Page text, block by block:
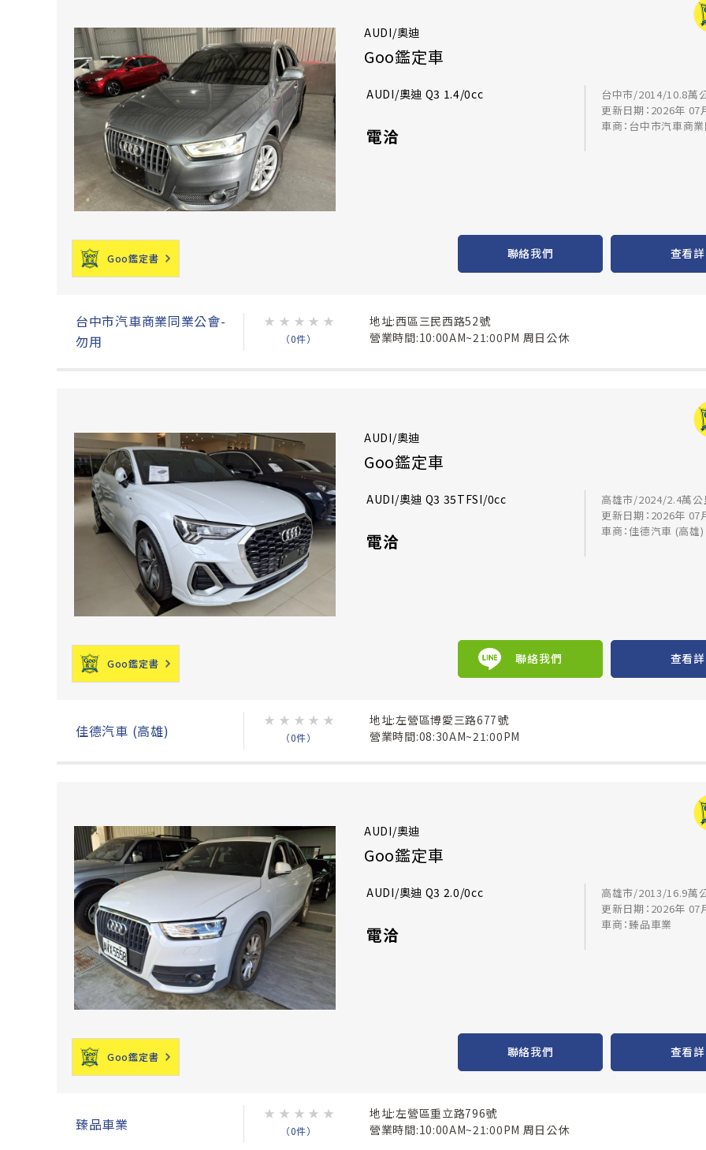
AUDI/奧迪
Goo鑑定車
AUDI/奧迪 Q3 1.4/0cc
電洽
台中市/2014/10.8萬
更新日期：2026年 07
車商：台中市汽車商
Goo鑑定書 聯絡我們 查看
台中市汽車商業同業公會-
勿用
★ ★ ★ ★ ★
（0件）
地址:西區三民西路52號
營業時間:10:00AM~21:00PM 周日公休
AUDI/奧迪
Goo鑑定車
AUDI/奧迪 Q3 35TFSI/0cc
電洽
高雄市/2024/2.4萬公
更新日期：2026年 07
車商：佳德汽車 (高雄)
Goo鑑定書 聯絡我們 查看
佳德汽車 (高雄)
★ ★ ★ ★ ★
（0件）
地址:左營區博愛三路677號
營業時間:08:30AM~21:00PM
AUDI/奧迪
Goo鑑定車
AUDI/奧迪 Q3 2.0/0cc
電洽
高雄市/2013/16.9萬
更新日期：2026年 07
車商：臻品車業
Goo鑑定書 聯絡我們 查看
臻品車業
★ ★ ★ ★ ★
（0件）
地址:左營區重立路796號
營業時間:10:00AM~21:00PM 周日公休